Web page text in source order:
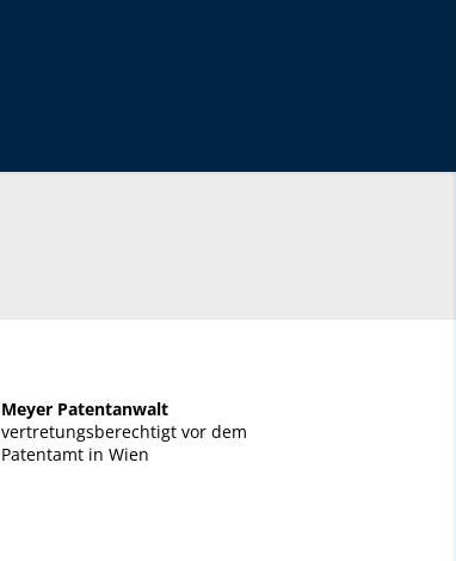
Meyer Patentanwalt
vertretungsberechtigt vor dem
Patentamt in Wien